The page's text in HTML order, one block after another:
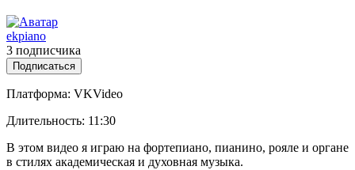
ekpiano
3 подписчика
Подписаться
Платформа: VKVideo
Длительность: 11:30
В этом видео я играю на фортепиано, пианино, рояле и органе
в стилях академическая и духовная музыка.